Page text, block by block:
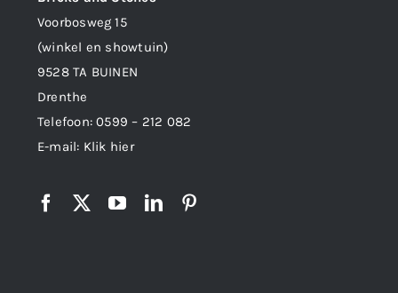
Voorbosweg 15
(winkel en showtuin)
9528 TA BUINEN
Drenthe
Telefoon:0599 – 212 082
E-mail: Klik hier